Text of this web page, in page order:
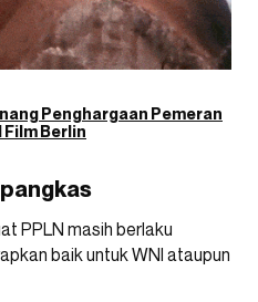
Penghargaan Pemeran
Film Berlin
PPLN masih berlaku
baik untuk WNI ataupun